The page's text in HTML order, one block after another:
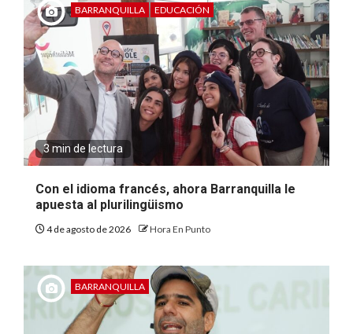
BARRANQUILLA EDUCACIÓN
3 min de lectura
Con el idioma francés, ahora Barranquilla le
apuesta al plurilingüismo
4 de agosto de 2026 Hora En Punto
BARRANQUILLA